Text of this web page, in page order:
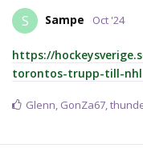
S Sampe Oct '24
https://
torontos-trupp-till-
Glenn, GonZa67,